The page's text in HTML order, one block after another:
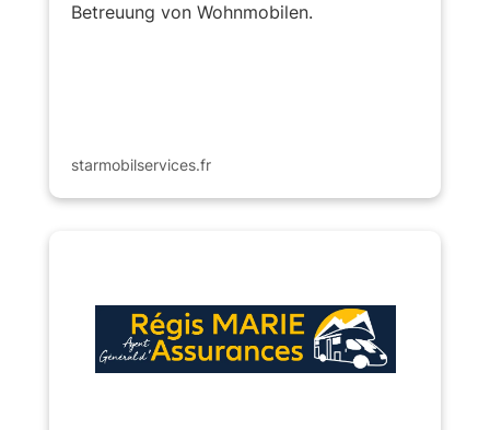
starmobilservices.fr
Betreuung von Wohnmobilen.